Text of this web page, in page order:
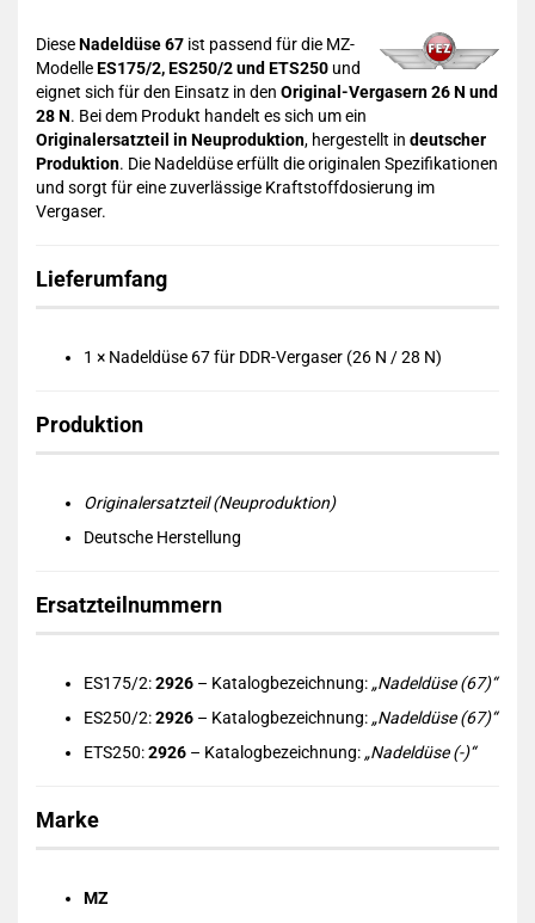
DieseNadeldüse 67 ist passend für die MZ-
ModelleES175/2, ES250/2 und ETS250 und
eignet sich für den Einsatz in den Original-Vergasern 26 N und
28 N. Bei dem Produkt handelt es sich um ein
Originalersatzteil in Neuproduktion, hergestellt in deutscher
Produktion. Die Nadeldüse erfüllt die originalen Spezifikationen
und sorgt für eine zuverlässige Kraftstoffdosierung im
Vergaser.
Lieferumfang
1 × Nadeldüse 67 für DDR-Vergaser (26 N / 28 N)
Produktion
Originalersatzteil (Neuproduktion)
Deutsche Herstellung
Ersatzteilnummern
ES175/2:2926 – Katalogbezeichnung: „Nadeldüse (67)“
ES250/2:2926 – Katalogbezeichnung: „Nadeldüse (67)“
ETS250:2926 – Katalogbezeichnung: „Nadeldüse (-)“
Marke
MZ